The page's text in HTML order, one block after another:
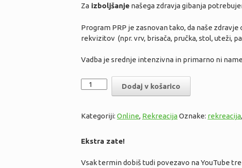
Za izboljšanje našega zdravja gibanja
Program PRP je zasnovan tako, da naše
rekvizitov (npr. vrv, brisača, pručka, stol, uteži,
Vadba je srednje intenzivna in primarno ni
PRP
Zoom
tedensko
Dodaj v košarico
Kategoriji: Online, RekreacijaOznake: rekreacija,
Ekstra zate!
Vsak termin dobiš tudi povezavo na YouTube